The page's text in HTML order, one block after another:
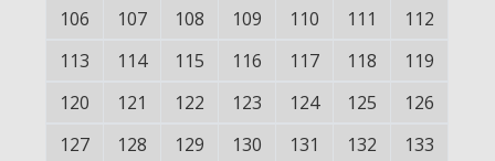
106
107 108 109 110 111
112
113
114 115 116 117 118
119
120
121 122 123 124 125
126
127
128 129 130 131 132
133